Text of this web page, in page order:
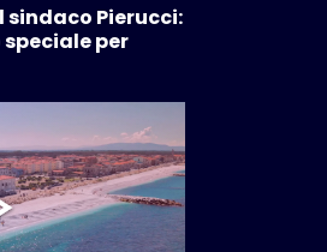
sindaco Pierucci:
per